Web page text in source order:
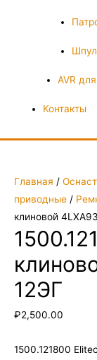
AVR
Контакты
Главная /
приводные /
клиновой
12ЭГ
₽2,500.00
1500.121800